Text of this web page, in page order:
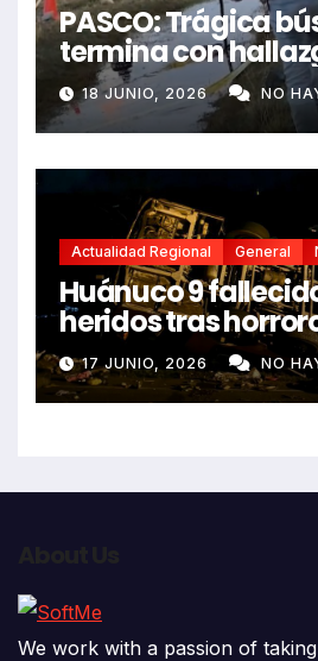
PASCO: Trágica
termina con
sin vida en Rancas
18 JUNIO, 2026 NO
Actualidad Regional General
Huánuco 9
heridos tras
despiste de bus
que impactó
17 JUNIO, 2026 NO
We work with a passion of